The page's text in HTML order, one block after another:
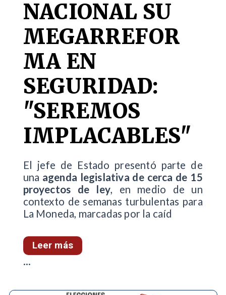
NACIONAL SU
MEGARREFOR
MA EN
SEGURIDAD:
"SEREMOS
IMPLACABLES"
El jefe de Estado presentó parte de
una agenda legislativa de cerca de 15
proyectos de ley, en medio de un
contexto de semanas turbulentas para
La Moneda, marcadas por la caíd
Leer más
...